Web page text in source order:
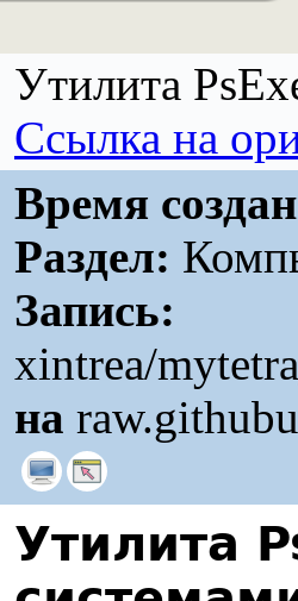
Утилита
Ссылка на
Время
Раздел:
Запись:
xintrea/
на
Утилита